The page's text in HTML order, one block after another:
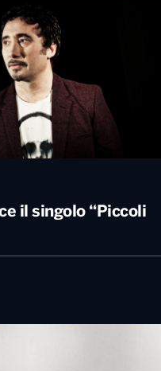
il singolo “Piccoli